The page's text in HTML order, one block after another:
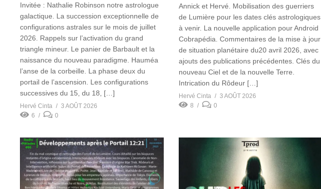
Invitée : Nathalie Robinson notre astrologue
galactique. La succession exceptionnelle de
configurations astrales sur le mois de juillet
2026. Rappels sur l’activation du grand
triangle mineur. Le panier de Barbault et la
naissance du nouveau paradigme. Hauméa
l’anse de la corbeille. La phase deux du
portail de l’ascension. Les configurations
successives du 15, du 18, […]
Hervé Cinta
3 AOÛT 2026
6
0
Annick et Hervé. Mobilisation des guerriers
de Lumière pour les dates clés astrologiques
à venir. La nouvelle application pour Android
Cobrapédia. Commentaires de la mise à jour
de situation planétaire du20 avril 2026, avec
ajouts des publications précédentes. Clés du
nouveau Ciel et de la nouvelle Terre.
Intrication du Rôdeur […]
Hervé Cinta
3 AOÛT 2026
8
0